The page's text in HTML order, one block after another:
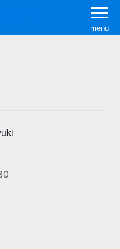
menu